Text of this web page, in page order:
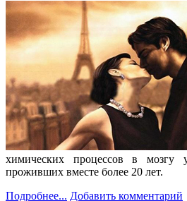
химических процессов в
проживших вместе более 20 лет.
Подробнее... Добавить комментарий